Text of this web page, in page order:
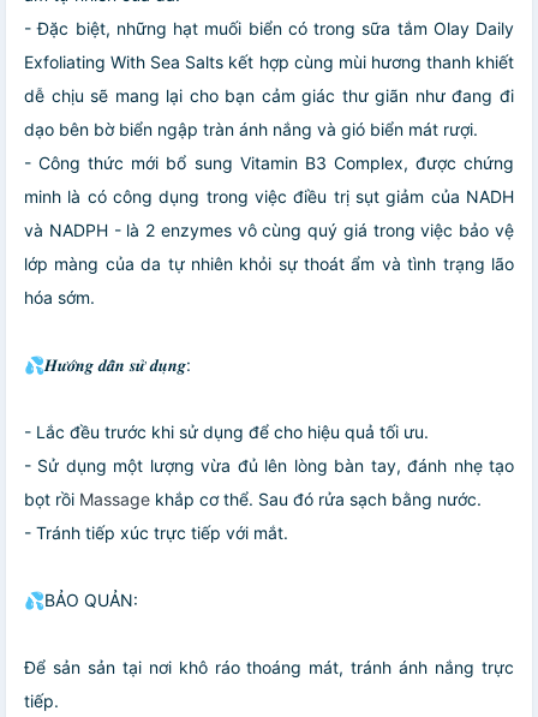
- Đặc biệt, những hạt muối biển có trong sữa tắm Olay Daily
Exfoliating With Sea Salts kết hợp cùng mùi hương thanh khiết
dễ chịu sẽ mang lại cho bạn cảm giác thư giãn như đang đi
dạo bên bờ biển ngập tràn ánh nắng và gió biển mát rượi.
- Công thức mới bổ sung Vitamin B3 Complex, được chứng
minh là có công dụng trong việc điều trị sụt giảm của NADH
và NADPH - là 2 enzymes vô cùng quý giá trong việc bảo vệ
lớp màng của da tự nhiên khỏi sự thoát ẩm và tình trạng lão
hóa sớm.
💦𝑯𝒖̛𝒐̛́𝒏𝒈 𝒅𝒂̂̃𝒏 𝒔𝒖̛̉ 𝒅𝒖̣𝒏𝒈:
- Lắc đều trước khi sử dụng để cho hiệu quả tối ưu.
- Sử dụng một lượng vừa đủ lên lòng bàn tay, đánh nhẹ tạo
bọt rồi Massage khắp cơ thể. Sau đó rửa sạch bằng nước.
- Tránh tiếp xúc trực tiếp với mắt.
💦BẢO QUẢN:
Để sản sản tại nơi khô ráo thoáng mát, tránh ánh nắng trực
tiếp.